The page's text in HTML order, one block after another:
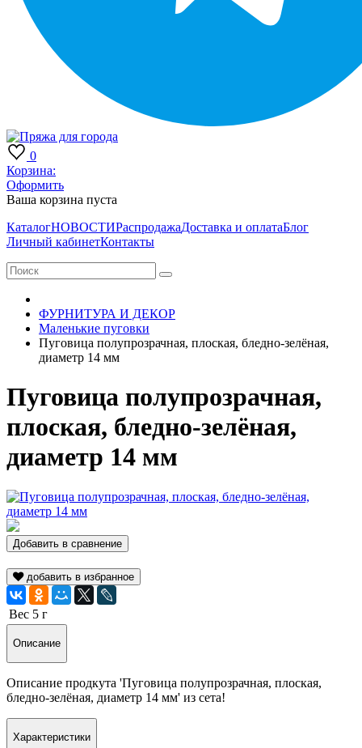
0
Корзина:
Оформить
Ваша корзина пуста
КаталогНОВОСТИРаспродажаДоставка и оплатаБлог
Личный кабинетКонтакты
ФУРНИТУРА И ДЕКОР
Маленькие пуговки
Пуговица полупрозрачная, плоская, бледно-зелёная,
диаметр 14 мм
Пуговица полупрозрачная,
плоская, бледно-зелёная,
диаметр 14 мм
Добавить в сравнение
добавить в избранное
Вес 5 г
Описание
Описание продкута 'Пуговица полупрозрачная, плоская,
бледно-зелёная, диаметр 14 мм' из сета!
Характеристики